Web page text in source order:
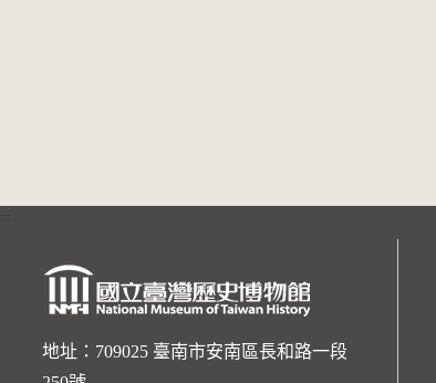
地址：709025 臺南市安南區長和路一段